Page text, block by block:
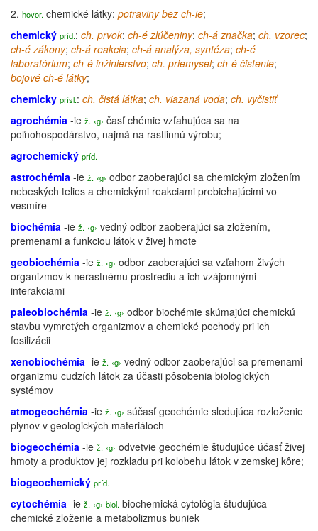
2. hovor. chemické látky: potraviny bez ch-ie;
chemický príd.: ch. prvok; ch-é zlúčeniny; ch-á značka; ch. vzorec;
ch-é zákony; ch-á reakcia; ch-á analýza, syntéza; ch-é
laboratórium; ch-é inžinierstvo; ch. priemysel; ch-é čistenie;
bojové ch-é látky;
chemicky prísl.: ch. čistá látka; ch. viazaná voda; ch. vyčistiť
agrochémia -ie ž. ‹g› časť chémie vzťahujúca sa na
poľnohospodárstvo, najmä na rastlinnú výrobu;
agrochemický príd.
astrochémia -ie ž. ‹g› odbor zaoberajúci sa chemickým zložením
nebeských telies a chemickými reakciami prebiehajúcimi vo
vesmíre
biochémia -ie ž. ‹g› vedný odbor zaoberajúci sa zložením,
premenami a funkciou látok v živej hmote
geobiochémia -ie ž. ‹g› odbor zaoberajúci sa vzťahom živých
organizmov k nerastnému prostrediu a ich vzájomnými
interakciami
paleobiochémia -ie ž. ‹g› odbor biochémie skúmajúci chemickú
stavbu vymretých organizmov a chemické pochody pri ich
fosilizácii
xenobiochémia -ie ž. ‹g› vedný odbor zaoberajúci sa premenami
organizmu cudzích látok za účasti pôsobenia biologických
systémov
atmogeochémia -ie ž. ‹g› súčasť geochémie sledujúca rozloženie
plynov v geologických materiáloch
biogeochémia -ie ž. ‹g› odvetvie geochémie študujúce účasť živej
hmoty a produktov jej rozkladu pri kolobehu látok v zemskej kôre;
biogeochemický príd.
cytochémia -ie ž. ‹g› biol. biochemická cytológia študujúca
chemické zloženie a metabolizmus buniek